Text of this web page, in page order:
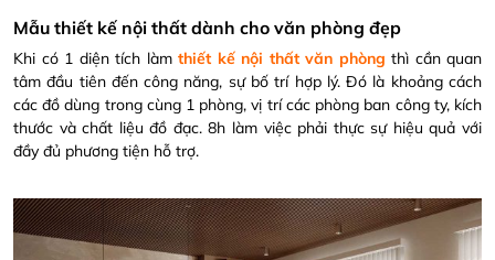
Mẫu thiết kế nội thất dành cho văn phòng đẹp
Khi có 1 diện tích làm thiết kế nội thất văn phòng thì cần quan
tâm đầu tiên đến công năng, sự bố trí hợp lý. Đó là khoảng cách
các đồ dùng trong cùng 1 phòng, vị trí các phòng ban công ty, kích
thước và chất liệu đồ đạc. 8h làm việc phải thực sự hiệu quả với
đầy đủ phương tiện hỗ trợ.